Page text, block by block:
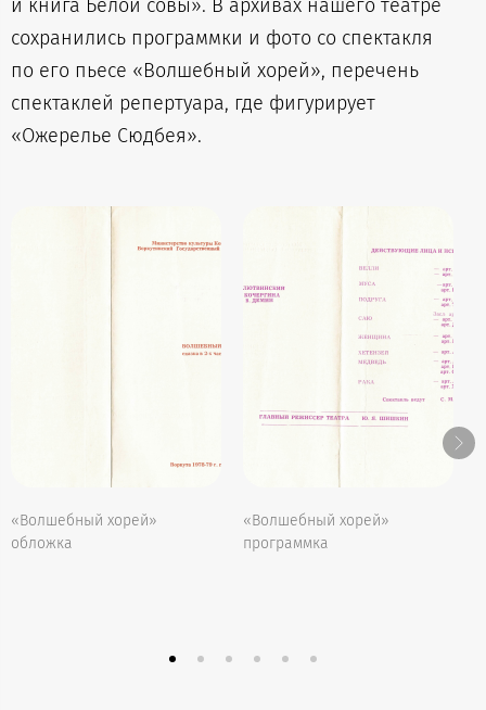
и книга Белой совы». В архивах нашего театре
сохранились программки и фото со спектакля
по его пьесе «Волшебный хорей», перечень
спектаклей репертуара, где фигурирует
«Ожерелье Сюдбея».
«Волшебный хорей»
обложка
«Волшебный хорей»
программка